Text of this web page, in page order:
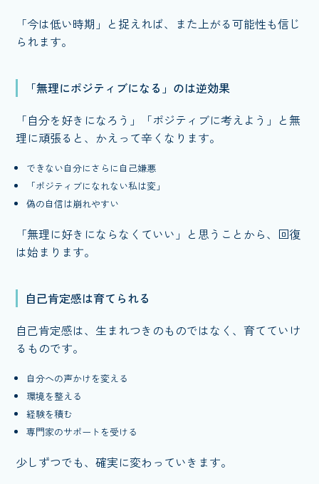
「今は低い時期」と捉えれば、また上がる可能性も信じ
られます。
「無理にポジティブになる」のは逆効果
「自分を好きになろう」「ポジティブに考えよう」と無
理に頑張ると、かえって辛くなります。
できない自分にさらに自己嫌悪
「ポジティブになれない私は変」
偽の自信は崩れやすい
「無理に好きにならなくていい」と思うことから、回復
は始まります。
自己肯定感は育てられる
自己肯定感は、生まれつきのものではなく、育てていけ
るものです。
自分への声かけを変える
環境を整える
経験を積む
専門家のサポートを受ける
少しずつでも、確実に変わっていきます。